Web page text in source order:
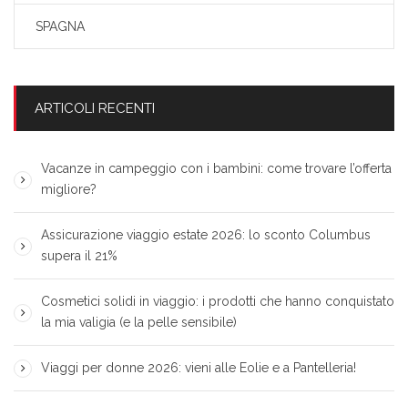
SPAGNA
ARTICOLI RECENTI
Vacanze in campeggio con i bambini: come trovare l’offerta
migliore?
Assicurazione viaggio estate 2026: lo sconto Columbus
supera il 21%
Cosmetici solidi in viaggio: i prodotti che hanno conquistato
la mia valigia (e la pelle sensibile)
Viaggi per donne 2026: vieni alle Eolie e a Pantelleria!